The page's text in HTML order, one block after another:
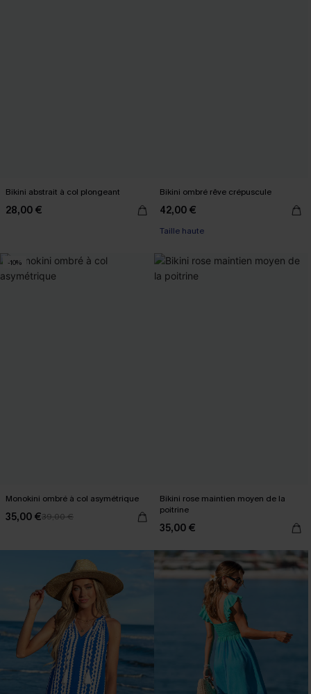
Bikini abstrait à col plongeant
28,00 €
Bikini ombré rêve crépuscule
42,00 €
Taille haute
-10%
Monokini ombré à col asymétrique
35,00 €39,00 €
Bikini rose maintien moyen de la
poitrine
35,00 €